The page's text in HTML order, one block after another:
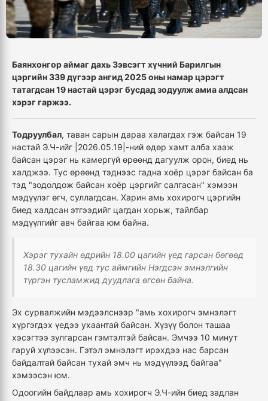
Баянхонгор аймаг дахь Зэвсэгт хүчний Барилгын
цэргийн 339 дүгээр ангид 2025 оны намар цэрэгт
татагдсан 19 настай цэрэг бусдад зодуулж амиа алдсан
хэрэг гаржээ.
Тодруулбал, таван сарын дараа халагдах гэж байсан 19
настай Э.Ч-ийг |2026.05.19|-ний өдөр хамт алба хааж
байсан цэрэг нь камергүй өрөөнд дагуулж орон, биед нь
халджээ. Тус өрөөнд тэднээс гадна хоёр цэрэг байсан ба
тэд "зодолдож байсан хоёр цэргийг салгасан" хэмээн
мэдүүлэг өгч, суллагдсан. Харин амь хохирогч цэргийн
биед халдсан этгээдийг цагдан хорьж, тайлбар
мэдүүлгийг авч байгаа юм байна.
Хэрэг тухайн өдрийн 18.00 цагийн үед гарсан бөгөөд
18.30 цагийн үед тус аймгийн Нэгдсэн эмнэлгийн
түргэн тусламжид дуудлага өгсөн байна.
Эх сурвалжийн мэдээлснээр "амь хохирогч эмнэлэгт
хүргэгдэх үедээ ухаантай байсан. Хүзүү болон ташаа
хэсэгтээ зулгарсан гэмтэлтэй байсан. Эмчээ 10 минут
гаруй хүлээсэн. Гэтэл эмнэлэгт ирэхдээ нас барсан
байдалтай байсан тухай эмч нь мэдүүлээд байгаа"
хэмээсэн юм.
Одоогийн байдлаар амь хохирогч Э.Ч-ийн биед задлан